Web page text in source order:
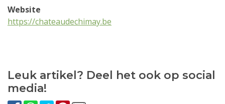
Website
https://chateaudechimay.be
Leuk artikel? Deel het ook op social
media!